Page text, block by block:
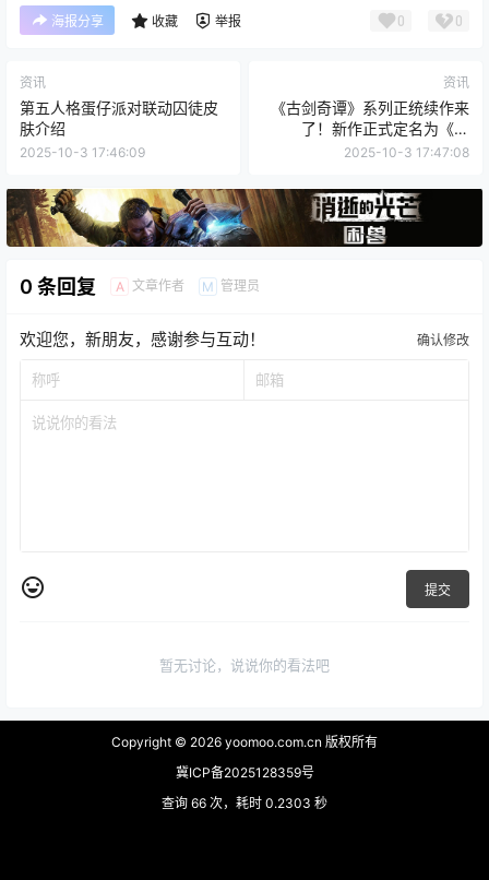
海报分享 收藏 举报 0 0
资讯
第五人格蛋仔派对联动囚徒皮
肤介绍
2025-10-3 17:46:09
资讯
《古剑奇谭》系列正统续作来
了！新作正式定名为《古
剑》！
2025-10-3 17:47:08
0 条回复 A 文章作者 M 管理员
欢迎您，新朋友，感谢参与互动！ 确认修改
提交
暂无讨论，说说你的看法吧
Copyright © 2026 yoomoo.com.cn 版权所有
冀ICP备2025128359号
查询 66 次，耗时 0.2303 秒